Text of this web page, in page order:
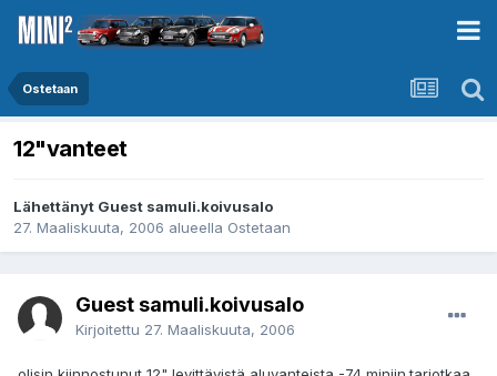
Ostetaan
12"vanteet
Lähettänyt Guest samuli.koivusalo
27. Maaliskuuta, 2006 alueella Ostetaan
Guest samuli.koivusalo
Kirjoitettu 27. Maaliskuuta, 2006